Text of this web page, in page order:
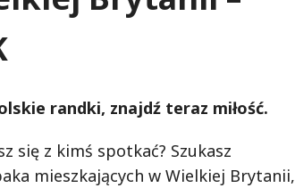
randki, znajdź teraz miłość.
się z kimś spotkać? Szukasz
mieszkających w Wielkiej Brytanii,